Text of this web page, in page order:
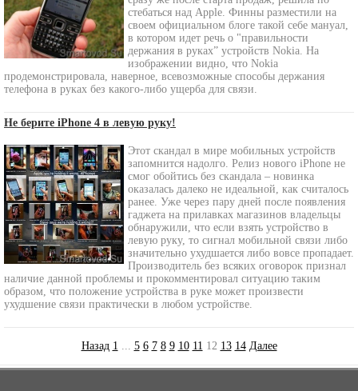
стебаться над Apple. Финны разместили на
своем официальном блоге такой себе мануал,
в котором идет речь о "правильности
держания в руках” устройств Nokia. На
изображении видно, что Nokia
продемонстрировала, наверное, всевозможные способы держания
телефона в руках без какого-либо ущерба для связи.
Не берите iPhone 4 в левую руку!
Этот скандал в мире мобильных устройств
запомнится надолго. Релиз нового iPhone не
смог обойтись без скандала – новинка
оказалась далеко не идеальной, как считалось
ранее. Уже через пару дней после появления
гаджета на прилавках магазинов владельцы
обнаружили, что если взять устройство в
левую руку, то сигнал мобильной связи либо
значительно ухудшается либо вовсе пропадает.
Производитель без всяких оговорок признал
наличие данной проблемы и прокомментировал ситуацию таким
образом, что положение устройства в руке может произвести
ухудшение связи практически в любом устройстве.
Назад 1 ... 5 6 7 8 9 10 11 12 13 14 Далее